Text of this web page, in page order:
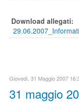
Download allegati:
Giovedì, 31 Maggio 2007
31 maggio